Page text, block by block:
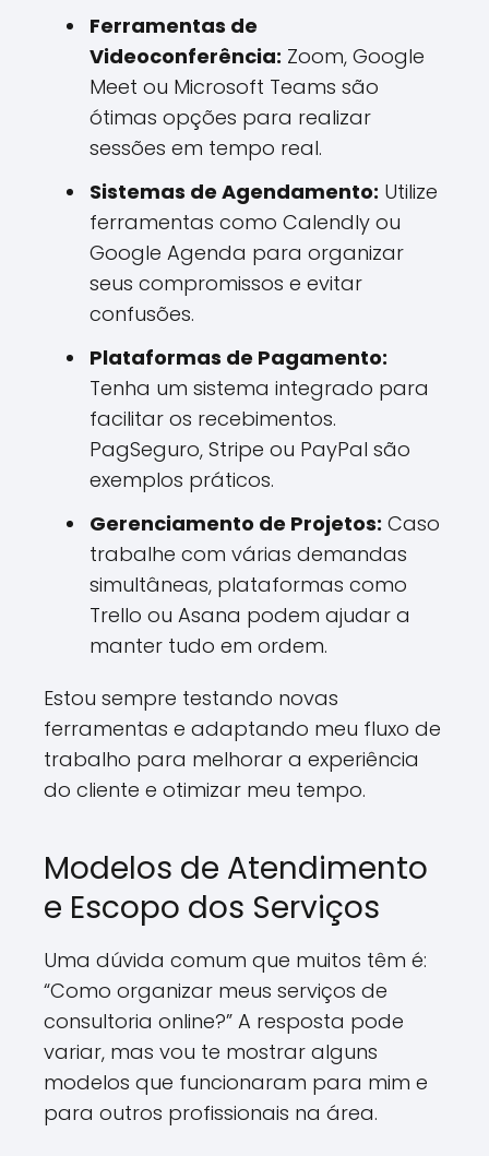
Ferramentas de
Videoconferência: Zoom, Google
Meet ou Microsoft Teams são
ótimas opções para realizar
sessões em tempo real.
Sistemas de Agendamento: Utilize
ferramentas como Calendly ou
Google Agenda para organizar
seus compromissos e evitar
confusões.
Plataformas de Pagamento:
Tenha um sistema integrado para
facilitar os recebimentos.
PagSeguro, Stripe ou PayPal são
exemplos práticos.
Gerenciamento de Projetos: Caso
trabalhe com várias demandas
simultâneas, plataformas como
Trello ou Asana podem ajudar a
manter tudo em ordem.
Estou sempre testando novas
ferramentas e adaptando meu fluxo de
trabalho para melhorar a experiência
do cliente e otimizar meu tempo.
Modelos de Atendimento
e Escopo dos Serviços
Uma dúvida comum que muitos têm é:
“Como organizar meus serviços de
consultoria online?” A resposta pode
variar, mas vou te mostrar alguns
modelos que funcionaram para mim e
para outros profissionais na área.